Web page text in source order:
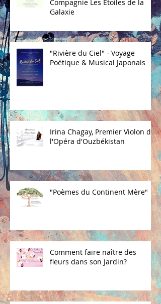
Compagnie Les Etoiles de la
Galaxie
"Rivière du Ciel" - Voyage
Poétique & Musical Japonais
Irina Chagay, Premier Violon de
l'Opéra d'Ouzbékistan
"Poèmes du Continent Mère"
Comment faire naître des
fleurs dans son Jardin?